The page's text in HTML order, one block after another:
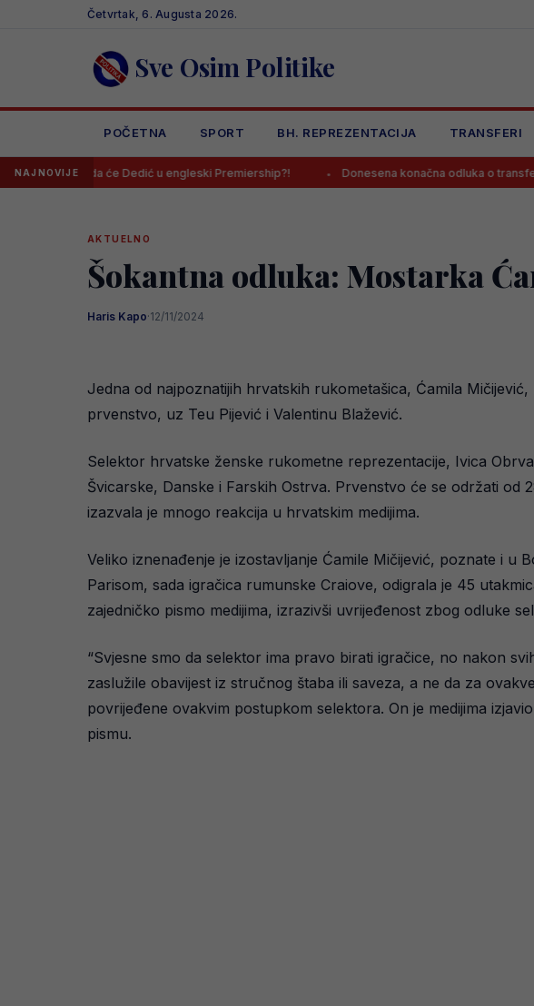
Četvrtak, 6. Augusta 2026.
Sve Osim Politike
POČETNA SPORT BH. REPREZENTACIJA TRANSFERI
NAJNOVIJE
da će Dedić u engleski Premiership?! Donesena konačna odluka o transferu
AKTUELNO
Šokantna odluka: Mostarka
Haris Kapo·12/11/2024
Jedna od najpoznatijih hrvatskih rukometašica, Ćamila
prvenstvo, uz Teu Pijević i Valentinu Blažević.
Selektor hrvatske ženske rukometne reprezentacije, Ivica
Švicarske, Danske i Farskih Ostrva. Prvenstvo će se održati
izazvala je mnogo reakcija u hrvatskim medijima.
Veliko iznenađenje je izostavljanje Ćamile Mičijević, poznate i
Parisom, sada igračica rumunske Craiove, odigrala je 45
zajedničko pismo medijima, izrazivši uvrijeđenost zbog odluke
“Svjesne smo da selektor ima pravo birati igračice, no nakon
zaslužile obavijest iz stručnog štaba ili saveza, a ne da za
povrijeđene ovakvim postupkom selektora. On je medijima
pismu.